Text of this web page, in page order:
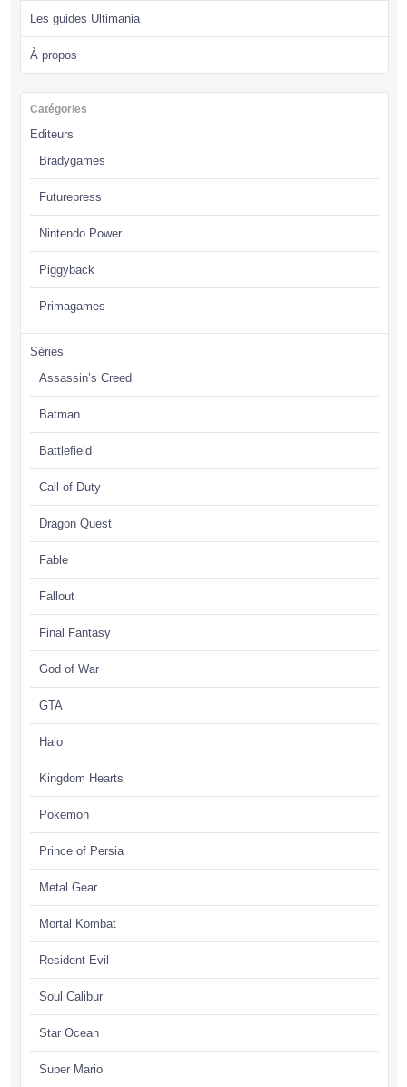
Les guides Ultimania
À propos
Catégories
Editeurs
Bradygames
Futurepress
Nintendo Power
Piggyback
Primagames
Séries
Assassin’s Creed
Batman
Battlefield
Call of Duty
Dragon Quest
Fable
Fallout
Final Fantasy
God of War
GTA
Halo
Kingdom Hearts
Pokemon
Prince of Persia
Metal Gear
Mortal Kombat
Resident Evil
Soul Calibur
Star Ocean
Super Mario